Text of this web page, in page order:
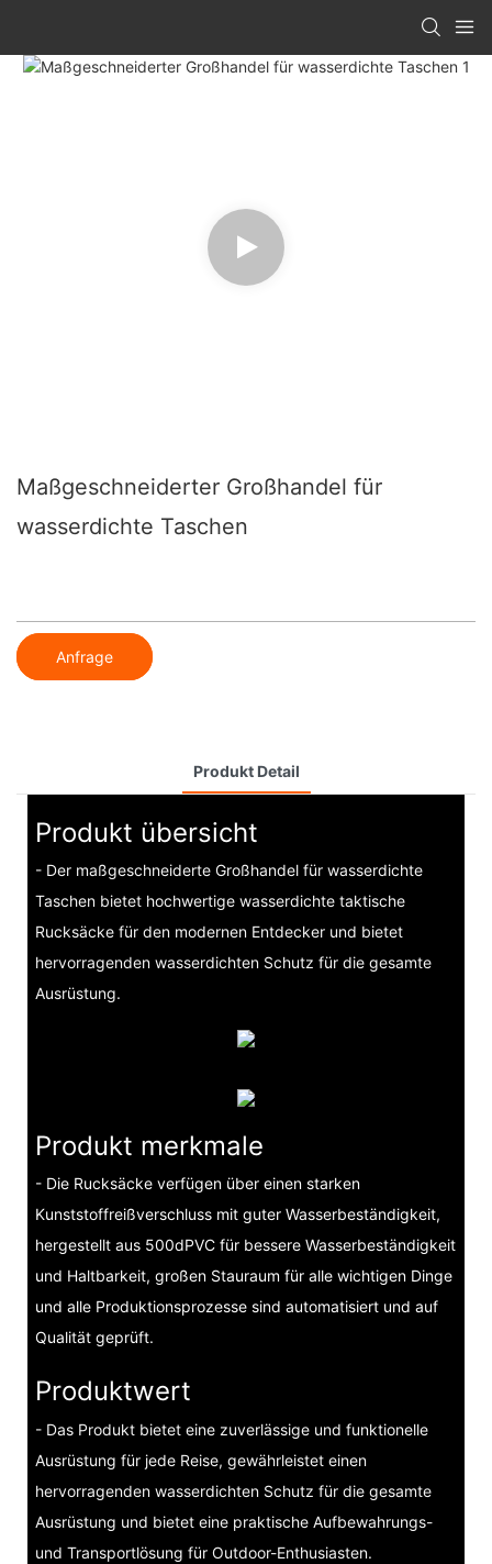
Maßgeschneiderter Großhandel für
wasserdichte Taschen
Anfrage
Produkt Detail
Produkt übersicht
- Der maßgeschneiderte Großhandel für wasserdichte
Taschen bietet hochwertige wasserdichte taktische
Rucksäcke für den modernen Entdecker und bietet
hervorragenden wasserdichten Schutz für die gesamte
Ausrüstung.
Produkt merkmale
- Die Rucksäcke verfügen über einen starken
Kunststoffreißverschluss mit guter Wasserbeständigkeit,
hergestellt aus 500dPVC für bessere Wasserbeständigkeit
und Haltbarkeit, großen Stauraum für alle wichtigen Dinge
und alle Produktionsprozesse sind automatisiert und auf
Qualität geprüft.
Produktwert
- Das Produkt bietet eine zuverlässige und funktionelle
Ausrüstung für jede Reise, gewährleistet einen
hervorragenden wasserdichten Schutz für die gesamte
Ausrüstung und bietet eine praktische Aufbewahrungs-
und Transportlösung für Outdoor-Enthusiasten.